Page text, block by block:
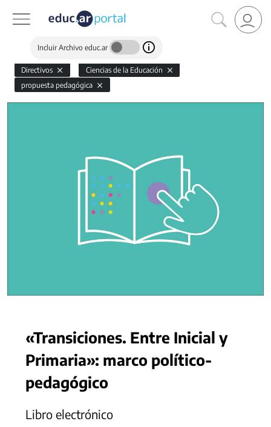
Incluir Archivo educ.ar
Directivos
Ciencias de la Educación
propuesta pedagógica
«Transiciones. Entre Inicial y
Primaria»: marco político-
pedagógico
Libro electrónico